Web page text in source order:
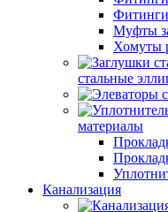
Фитинги
Муфты
Хомуты
стальные
материалы
Канализация